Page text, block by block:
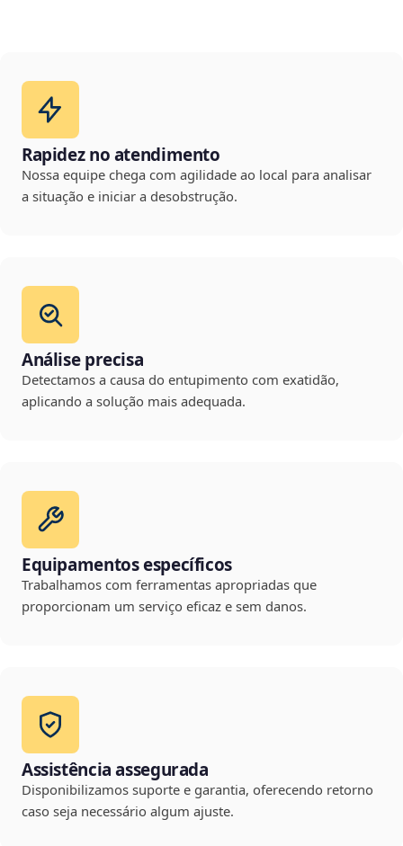
Rapidez no atendimento
Nossa equipe chega com agilidade ao local para analisar
a situação e iniciar a desobstrução.
Análise precisa
Detectamos a causa do entupimento com exatidão,
aplicando a solução mais adequada.
Equipamentos específicos
Trabalhamos com ferramentas apropriadas que
proporcionam um serviço eficaz e sem danos.
Assistência assegurada
Disponibilizamos suporte e garantia, oferecendo retorno
caso seja necessário algum ajuste.